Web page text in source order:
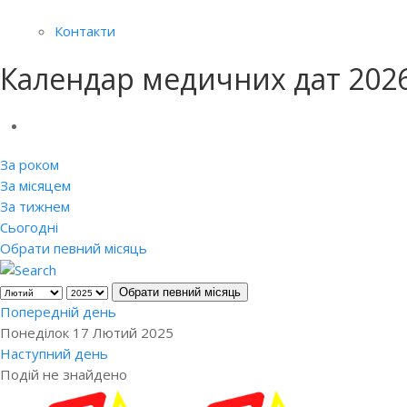
Контакти
Календар медичних дат
За роком
За місяцем
За тижнем
Сьогодні
Обрати певний місяць
Обрати певний місяць
Попередній день
Понеділок 17 Лютий 2025
Наступний день
Подій не знайдено